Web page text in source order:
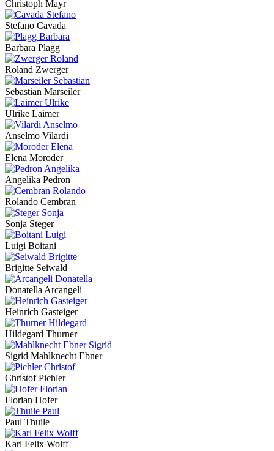
Christoph Mayr
Stefano Cavada
Barbara Plagg
Roland Zwerger
Sebastian Marseiler
Ulrike Laimer
Anselmo Vilardi
Elena Moroder
Angelika Pedron
Rolando Cembran
Sonja Steger
Luigi Boitani
Brigitte Seiwald
Donatella Arcangeli
Heinrich Gasteiger
Hildegard Thurner
Sigrid Mahlknecht Ebner
Christof Pichler
Florian Hofer
Paul Thuile
Karl Felix Wolff